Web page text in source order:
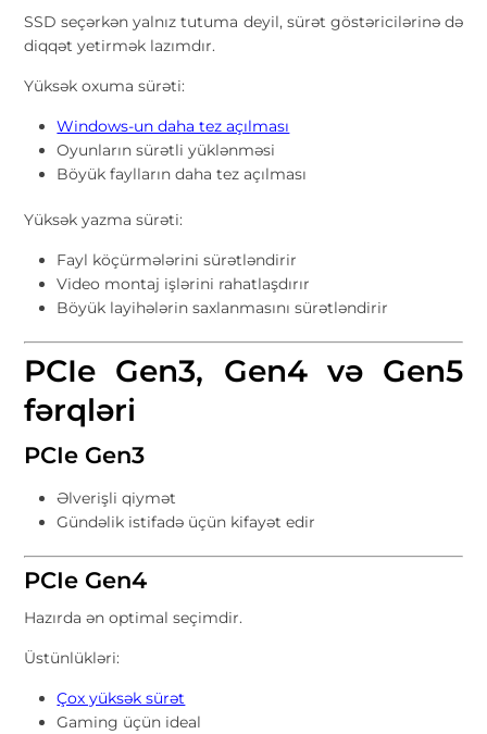
SSD seçərkən yalnız tutuma deyil, sürət göstəricilərinə də
diqqət yetirmək lazımdır.
Yüksək oxuma sürəti:
Windows-un daha tez açılması
Oyunların sürətli yüklənməsi
Böyük faylların daha tez açılması
Yüksək yazma sürəti:
Fayl köçürmələrini sürətləndirir
Video montaj işlərini rahatlaşdırır
Böyük layihələrin saxlanmasını sürətləndirir
PCIe Gen3, Gen4 və Gen5
fərqləri
PCIe Gen3
Əlverişli qiymət
Gündəlik istifadə üçün kifayət edir
PCIe Gen4
Hazırda ən optimal seçimdir.
Üstünlükləri:
Çox yüksək sürət
Gaming üçün ideal